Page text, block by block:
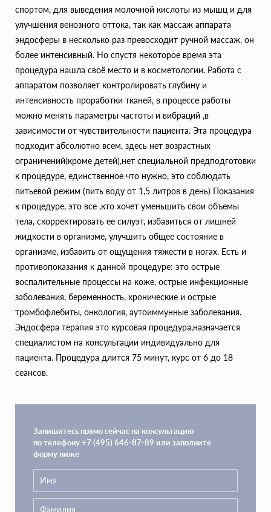
спортом, для выведения молочной кислоты из мышц и для
улучшения венозного оттока, так как массаж аппарата
эндосферы в несколько раз превосходит ручной массаж, он
более интенсивный. Но спустя некоторое время эта
процедура нашла своё место и в косметологии. Работа с
аппаратом позволяет контролировать глубину и
интенсивность проработки тканей, в процессе работы
можно менять параметры частоты и вибраций ,в
зависимости от чувствительности пациента. Эта процедура
подходит абсолютно всем, здесь нет возрастных
ограничений(кроме детей),нет специальной предподготовки
к процедуре, единственное что нужно, это соблюдать
питьевой режим (пить воду от 1,5 литров в день) Показания
к процедуре, это все ,кто хочет уменьшить свои объемы
тела, скорректировать ее силуэт, избавиться от лишней
жидкости в организме, улучшить общее состояние в
организме, избавить от ощущения тяжести в ногах. Есть и
противопоказания к данной процедуре: это острые
воспалительные процессы на коже, острые инфекционные
заболевания, беременность, хронические и острые
тромбофлебиты, онкология, аутоиммунные заболевания.
Эндосфера терапия это курсовая процедура,назначается
специалистом на консультации индивидуально для
пациента. Процедура длится 75 минут, курс от 6 до 18
сеансов.
Запишитесь прямо сейчас на консультацию
по телефону +7 (495) 646-87-89 или заполните
форму ниже